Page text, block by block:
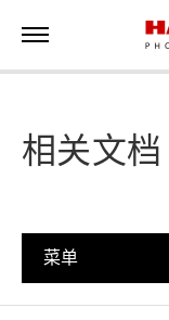
相关文
菜单